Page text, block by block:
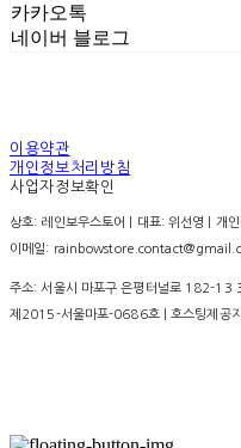
카카오톡
네이버 블로그
이용약관
개인정보처리방침
사업자정보확인
상호: 레인보우스토어 | 대표: 위선영 |
이메일:
주소: 서울시 마포구 은평터널로 182-13
제2015-서울마포-0686호| 호스팅제공